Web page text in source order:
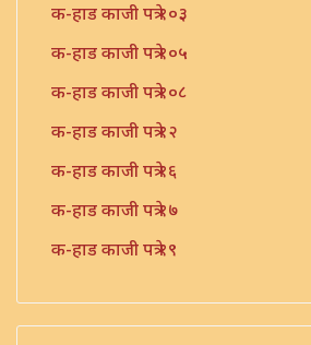
क-हाड काजी पत्रे १०३
क-हाड काजी पत्रे १०५
क-हाड काजी पत्रे १०८
क-हाड काजी पत्रे १२
क-हाड काजी पत्रे १६
क-हाड काजी पत्रे १७
क-हाड काजी पत्रे १९
क-हाड काजी पत्रे २२